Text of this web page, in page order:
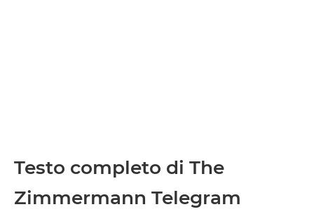
Testo completo di The
Zimmermann Telegram